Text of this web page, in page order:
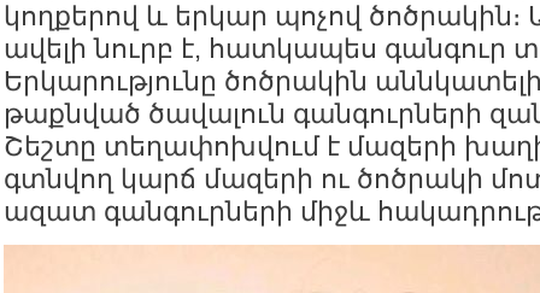
կողքերով և երկար պոչով ծոծրակին։
ավելի նուրբ է, հատկապես գանգուր
Երկարությունը ծոծրակին
թաքնված ծավալուն գանգուրների
Շեշտը տեղափոխվում է մազերի
գտնվող կարճ մազերի ու ծոծրակի
ազատ գանգուրների միջև